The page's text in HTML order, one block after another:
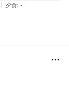
| 夕食: - |